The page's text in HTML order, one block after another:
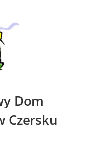
Dom
Czersku